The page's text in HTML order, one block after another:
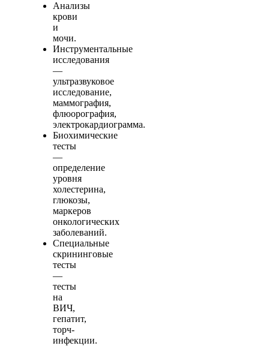
Анализы
крови
и
мочи.
Инструментальные
исследования
—
ультразвуковое
исследование,
маммография,
флюорография,
электрокардиограмма.
Биохимические
тесты
—
определение
уровня
холестерина,
глюкозы,
маркеров
онкологических
заболеваний.
Специальные
скрининговые
тесты
—
тесты
на
ВИЧ,
гепатит,
торч-
инфекции.